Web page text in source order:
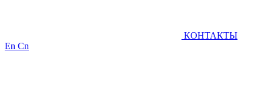
КОНТАКТЫ
En Cn